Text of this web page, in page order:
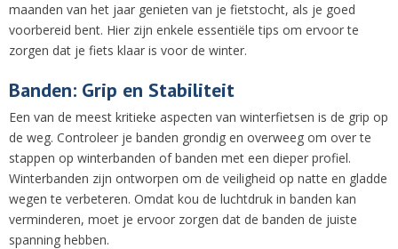
maanden van het jaar genieten van je fietstocht, als je goed
voorbereid bent. Hier zijn enkele essentiële tips om ervoor te
zorgen dat je fiets klaar is voor de winter.
Banden: Grip en Stabiliteit
Een van de meest kritieke aspecten van winterfietsen is de grip op
de weg. Controleer je banden grondig en overweeg om over te
stappen op winterbanden of banden met een dieper profiel.
Winterbanden zijn ontworpen om de veiligheid op natte en gladde
wegen te verbeteren. Omdat kou de luchtdruk in banden kan
verminderen, moet je ervoor zorgen dat de banden de juiste
spanning hebben.